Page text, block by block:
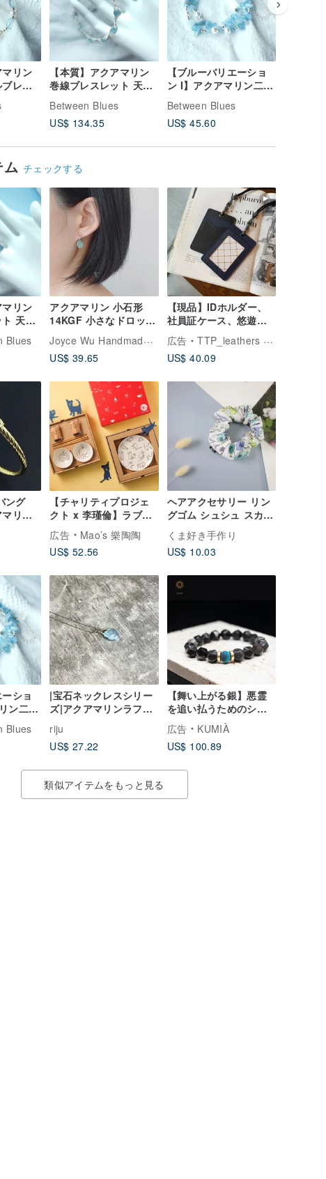
マリン
レス
イン
セサ
ルセ
【本質】アクアマリン
巻線ブレスレット 天然
水晶デザインブレスレ
ット 原石 アクアブルー
Between Blues
US$ 134.35
【ブルーバリエーショ
ン I】アクアマリン二連
ブレスレット ネックレ
ス 天然石デザインブレ
スレット 首飾り アクセ
Between Blues
US$ 45.60
ム チェックする
マリン
天然
スレ
ブルー
Blues
アクアマリン 小石形
14KGF 小さなドロップ
イヤリング | ブルージ
ェード
Joyce Wu Handmade Jewelry
US$ 39.65
【現品】IDホルダー、
社員証ケース、悠遊カ
ードケース、革小物、
IDケース、誕生日プレ
ゼント
広告
TTP_leathers ポセイトン・レザーアトリエ
US$ 40.09
ング
リ
バン
【チャリティプロジェ
クト x 李瑾倫】ラブキ
ャット・ラブドッグデ
ィスク 2 層ギフトボッ
クスセット
広告
Mao’s 樂陶陶
US$ 52.56
ヘアアクセサリー リン
グゴム シュシュ スカー
フ ヘアアクセ hair
accessories
scrunchies shushu
くま好き手作り
US$ 10.03
ーショ
ン二連
クレ
ブレ
アクセ
Blues
|宝石ネックレスシリー
ズ|アクアマリンラフス
（S925スターリングシ
ルバーxネックレスx鎖
riju
US$ 27.22
【舞い上がる銀】悪霊
を追い払うためのシル
バー黒曜石ホーンビー
ズブレスレット
広告
KUMIÀ
US$ 100.89
類似アイテムをもっと見る